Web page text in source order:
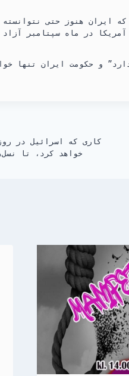
و حکومت ایران تنها
کاری که اسرائیل در
خواهد کرد، تا